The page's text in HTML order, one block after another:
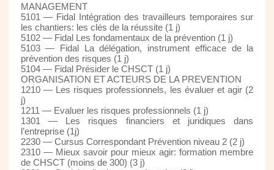
MANAGEMENT
5101 — Fidal Intégration des travailleurs temporaires sur
les chantiers: les clés de la réussite (1 j)
5102 — Fidal Les fondamentaux de la prévention (1 j)
5103 — Fidal La délégation, instrument efficace de la
prévention des risques (1 j)
5104 — Fidal Présider le CHSCT (1 j)
ORGANISATION ET ACTEURS DE LA PREVENTION
1210 — Les risques professionnels, les évaluer et agir (2
j)
1211 — Evaluer les risques professionnels (1 j)
1301 — Les risques financiers et juridiques dans
l’entreprise (1j)
2230 — Cursus Correspondant Prévention niveau 2 (2 j)
2310 — Mieux savoir pour mieux agir: formation membre
de CHSCT (moins de 300) (3 j)